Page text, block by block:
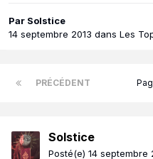
Par Solstice
14 septembre 2013 dans Les
PRÉCÉDENT
Solstice
Posté(e) 14 septembre